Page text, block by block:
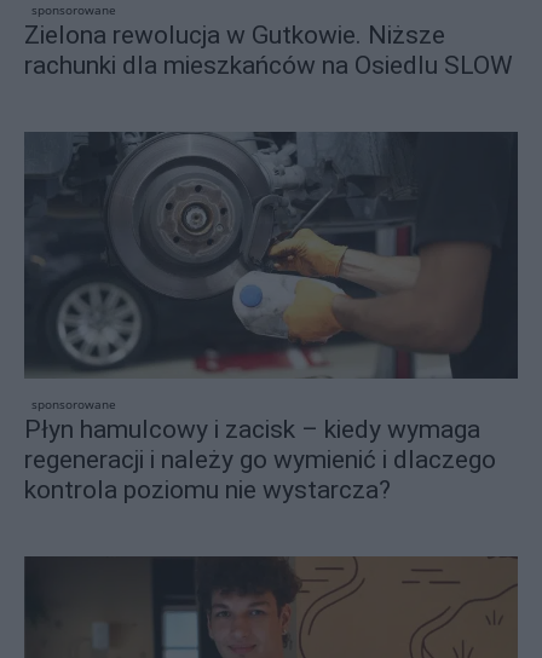
sponsorowane
Zielona rewolucja w Gutkowie. Niższe
rachunki dla mieszkańców na Osiedlu SLOW
sponsorowane
Płyn hamulcowy i zacisk – kiedy wymaga
regeneracji i należy go wymienić i dlaczego
kontrola poziomu nie wystarcza?